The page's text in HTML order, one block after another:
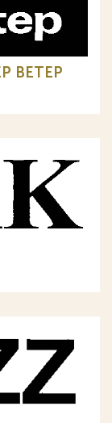
BETEP